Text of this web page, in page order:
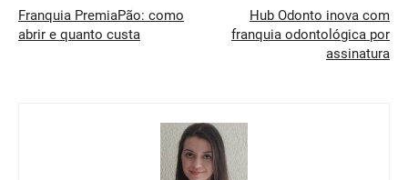
Franquia PremiaPão: como
abrir e quanto custa
Hub Odonto inova com
franquia odontológica por
assinatura